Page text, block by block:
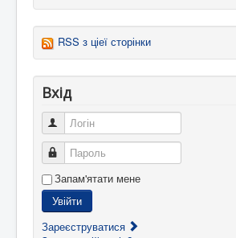
RSS з ціеї сторінки
Вхід
Логін
Пароль
Запам'ятати мене
Увійти
Зареєструватися